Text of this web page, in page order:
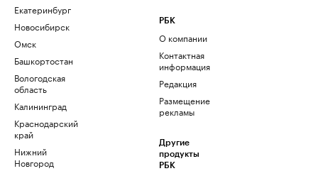
Екатеринбург
Новосибирск
Омск
Башкортостан
Вологодская
область
Калининград
Краснодарский
край
Нижний
Новгород
РБК
О компании
Контактная
информация
Редакция
Размещение
рекламы
Другие
продукты
РБК